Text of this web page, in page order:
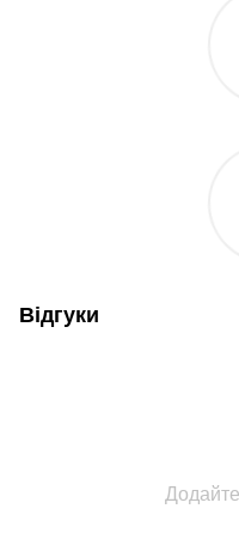
Відгуки